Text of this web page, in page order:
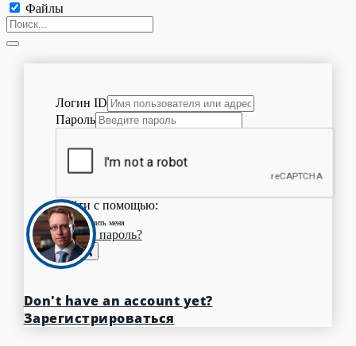
Файлы
Логин ID
Пароль
Войти с помощью:
Запомнить меня
Забыли пароль?
Вход
Don't have an account yet?
Зарегистрироваться